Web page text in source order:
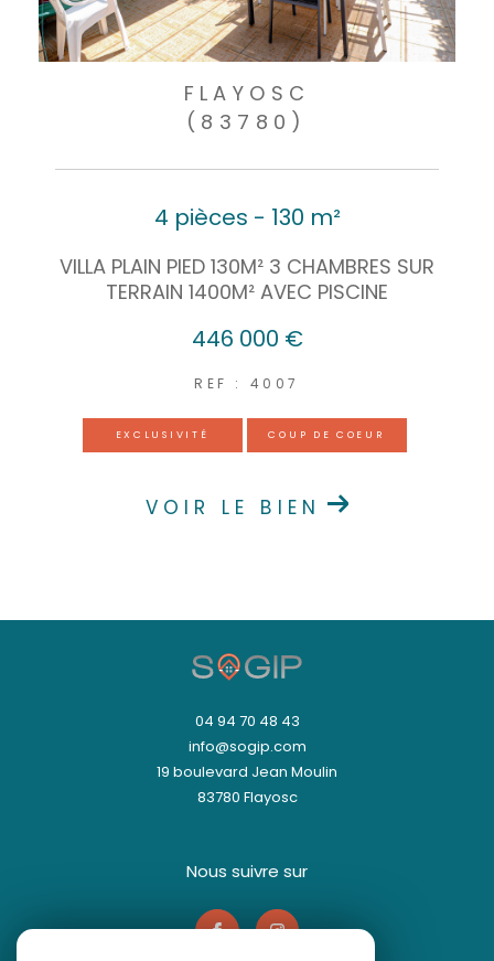
FLAYOSC
(83780)
4 pièces - 130 m²
VILLA PLAIN PIED 130M² 3 CHAMBRES SUR
TERRAIN 1400M² AVEC PISCINE
446 000 €
REF : 4007
EXCLUSIVITÉ COUP DE COEUR
VOIR LE BIEN
04 94 70 48 43
info@sogip.com
19 boulevard Jean Moulin
83780 Flayosc
nous suivre sur